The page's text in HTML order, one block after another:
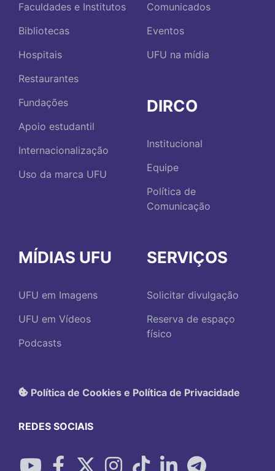
Faculdades e Institutos
Bibliotecas
Hospitais
Restaurantes
Fundações
Apoio estudantil
Internacionalização
Uso da marca UFU
Comunicados
Eventos
UFU na mídia
DIRCO
Institucional
Equipe
Política de
Comunicação
MÍDIAS UFU
UFU em Imagens
UFU em Vídeos
Podcasts
SERVIÇOS
Solicitar divulgação
Reserva de espaço
físico
Política de Cookies e Política de Privacidade
REDES SOCIAIS